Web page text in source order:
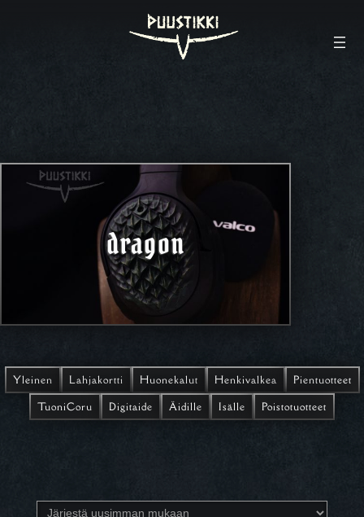
dragon
Yleinen Lahjakortti Huonekalut Henkivalkea
Pientuotteet
TuoniCoru
Digitaide Äidille Isälle Poistotuotteet